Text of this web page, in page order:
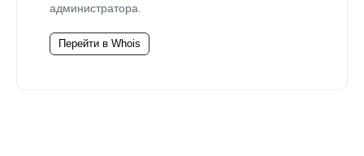
администратора.
Перейти в Whois